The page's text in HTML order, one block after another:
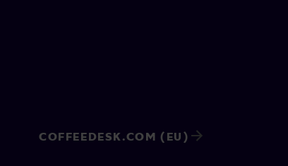
COFFEEDESK.COM (EU)